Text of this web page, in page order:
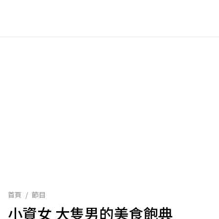
首頁 / 節目
小資女 大隻男的美食飽典